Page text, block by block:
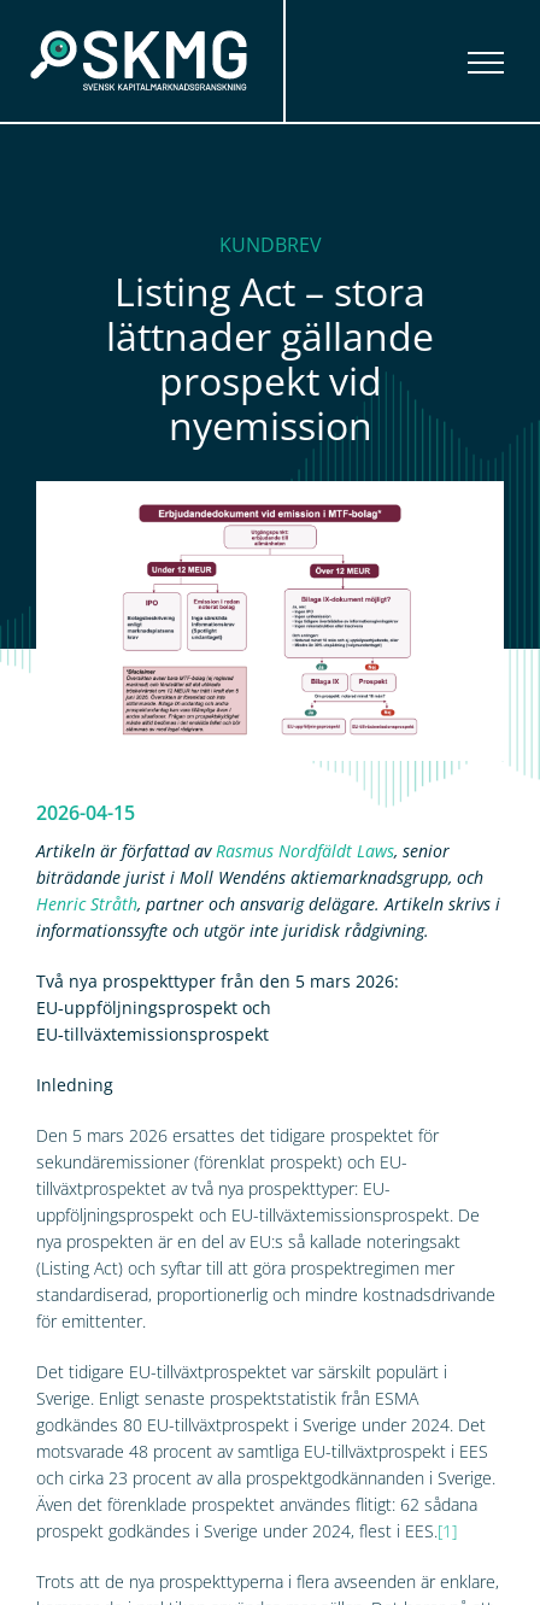
innehållet
KUNDBREV
Listing Act – stora
lättnader gällande
prospekt vid
nyemission
2026-04-15
Artikeln är författad av Rasmus Nordfäldt Laws, senior
biträdande jurist i Moll Wendéns aktiemarknadsgrupp, och
Henric Stråth, partner och ansvarig delägare. Artikeln skrivs i
informationssyfte och utgör inte juridisk rådgivning.
Två nya prospekttyper från den 5 mars 2026:
EU‑uppföljningsprospekt och
EU‑tillväxtemissionsprospekt
Inledning
Den 5 mars 2026 ersattes det tidigare prospektet för
sekundäremissioner (förenklat prospekt) och EU-
tillväxtprospektet av två nya prospekttyper: EU-
uppföljningsprospekt och EU-tillväxtemissionsprospekt. De
nya prospekten är en del av EU:s så kallade noteringsakt
(Listing Act) och syftar till att göra prospektregimen mer
standardiserad, proportionerlig och mindre kostnadsdrivande
för emittenter.
Det tidigare EU-tillväxtprospektet var särskilt populärt i
Sverige. Enligt senaste prospektstatistik från ESMA
godkändes 80 EU-tillväxtprospekt i Sverige under 2024. Det
motsvarade 48 procent av samtliga EU-tillväxtprospekt i EES
och cirka 23 procent av alla prospektgodkännanden i Sverige.
Även det förenklade prospektet användes flitigt: 62 sådana
prospekt godkändes i Sverige under 2024, flest i EES.[1]
Trots att de nya prospekttyperna i flera avseenden är enklare,